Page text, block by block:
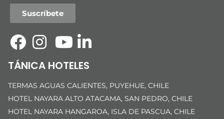
Suscríbete
TÁNICA HOTELES
TERMAS AGUAS CALIENTES, PUYEHUE, CHILE
HOTEL NAYARA ALTO ATACAMA, SAN PEDRO, CHILE
HOTEL NAYARA HANGAROA, ISLA DE PASCUA, CHILE